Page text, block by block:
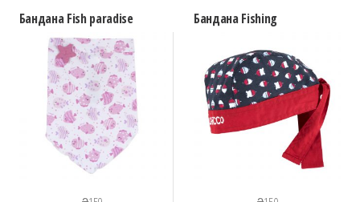
Бандана Fish paradise Бандана Fishing